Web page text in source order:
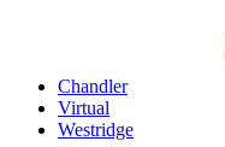
Chandler
Virtual
Westridge